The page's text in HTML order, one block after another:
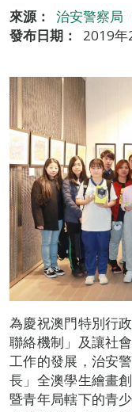
來源：
治安警察局（
發布日期：
2019年
為慶祝澳門特別行
聯絡機制」及讓社
工作的發展，治安
長」全澳學生繪畫
暨青年局轄下的青